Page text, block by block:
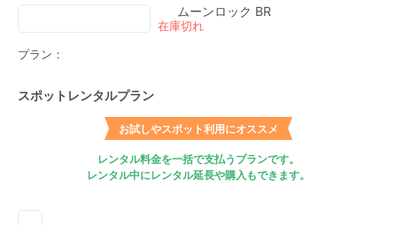
ムーンロック BR
プラン：
スポットレンタルプラン
お試しやスポット利用にオススメ
レンタル料金を一括で支払うプランです。
レンタル中にレンタル延長や購入もできます。